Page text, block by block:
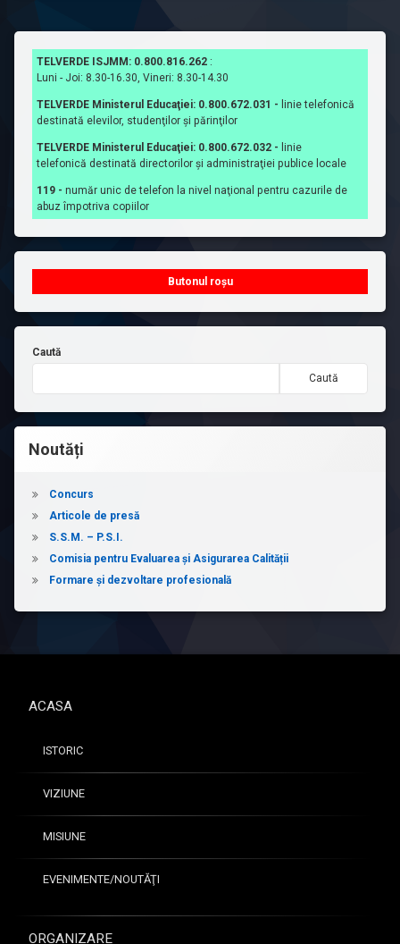
TELVERDE ISJMM: 0.800.816.262 :
Luni - Joi: 8.30-16.30, Vineri: 8.30-14.30
TELVERDE Ministerul Educaţiei: 0.800.672.031 - linie telefonică
destinată elevilor, studenţilor şi părinţilor
TELVERDE Ministerul Educaţiei: 0.800.672.032 - linie
telefonică destinată directorilor şi administraţiei publice locale
119 - număr unic de telefon la nivel naţional pentru cazurile de
abuz împotriva copiilor
Butonul roșu
Caută
Caută
Noutăți
Concurs
Articole de presă
S.S.M. – P.S.I.
Comisia pentru Evaluarea și Asigurarea Calității
Formare și dezvoltare profesională
ACASA
ISTORIC
VIZIUNE
MISIUNE
EVENIMENTE/NOUTĂŢI
ORGANIZARE